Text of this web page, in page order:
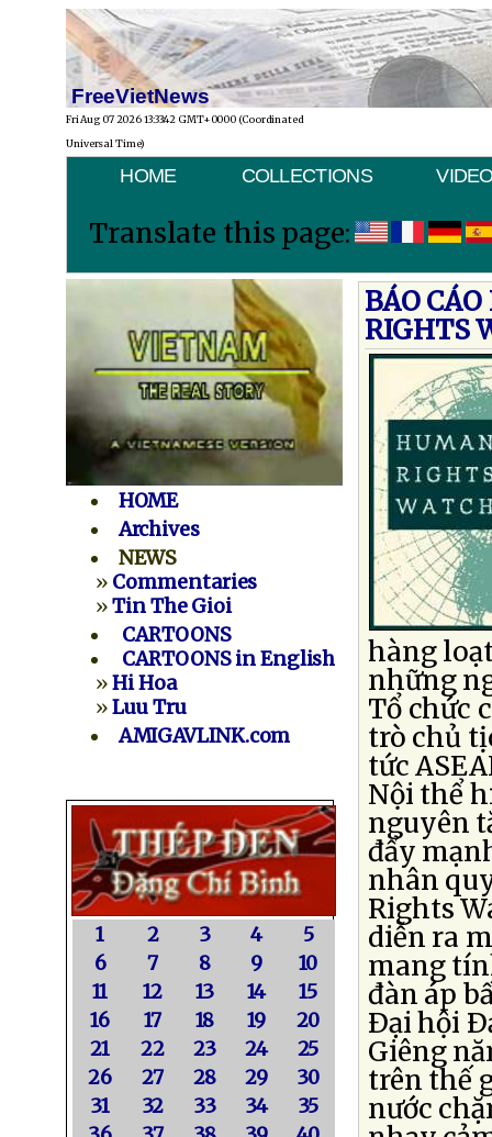
FreeVietNews
Fri Aug 07 2026 13:33:42 GMT+0000 (Coordinated
Universal Time)
HOME COLLECTIONS
Translate this page:
HOME
Archives
NEWS
» Commentaries
»Tin The Gioi
CARTOONS
CARTOONS in English
»Hi Hoa
»Luu Tru
AMIGAVLINK.com
1 2 3 4
5
6
7 8 9
10
11
12 13 14
15
16
17 18 19
20
21
22 23 24
25
26
27 28 29
30
31
32 33 34
35
BÁO
RIGHTS
hàng
những
Tổ chức
trò chủ
tức
Nội thể
nguyên
đẩy
nhân
Rights
diễn ra
mang
đàn áp
Ðại hội
Giêng
trên thế
nước